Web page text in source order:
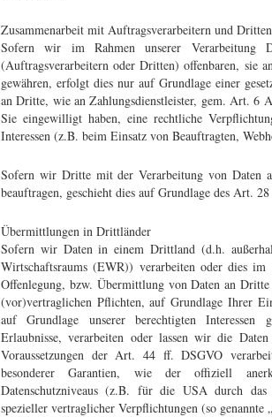
Zusammenarbeit mit Auftragsverarbeitern und Dritten
Sofern wir im Rahmen unserer Verarbeitung
(Auftragsverarbeitern oder Dritten) offenbaren, sie
gewähren, erfolgt dies nur auf Grundlage einer
an Dritte, wie an Zahlungsdienstleister, gem. Art. 6
Sie eingewilligt haben, eine rechtliche
Interessen (z.B. beim Einsatz von Beauftragten,
Sofern wir Dritte mit der Verarbeitung von Daten
beauftragen, geschieht dies auf Grundlage des Art.
Übermittlungen in Drittländer
Sofern wir Daten in einem Drittland (d.h.
Wirtschaftsraums (EWR)) verarbeiten oder dies
Offenlegung, bzw. Übermittlung von Daten an
(vor)vertraglichen Pflichten, auf Grundlage Ihrer
auf Grundlage unserer berechtigten Interessen
Erlaubnisse, verarbeiten oder lassen wir die
Voraussetzungen der Art. 44 ff. DSGVO
besonderer Garantien, wie der offiziell
Datenschutzniveaus (z.B. für die USA durch
spezieller vertraglicher Verpflichtungen (so genannte